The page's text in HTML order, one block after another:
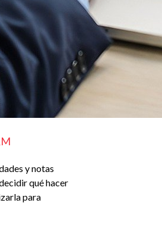
y notas
qué hacer
para